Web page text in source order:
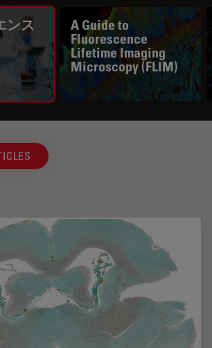
ンス
A Guide to
Fluorescence
Lifetime Imaging
Microscopy (FLIM)